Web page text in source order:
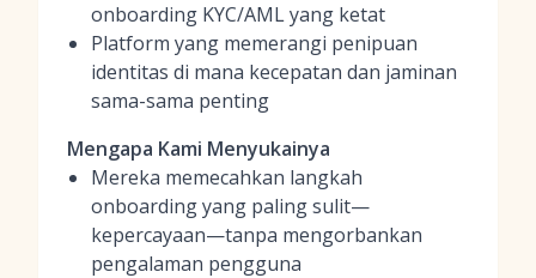
onboarding KYC/AML yang ketat
Platform yang memerangi penipuan
identitas di mana kecepatan dan jaminan
sama-sama penting
Mengapa Kami Menyukainya
Mereka memecahkan langkah
onboarding yang paling sulit—
kepercayaan—tanpa mengorbankan
pengalaman pengguna